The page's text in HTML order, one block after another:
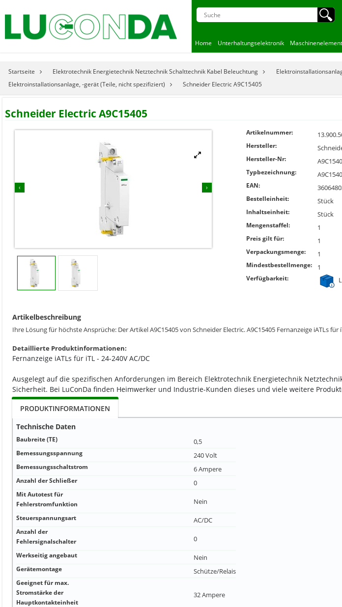
🔍︎
Home Unterhaltungselektronik
Startseite Elektrotechnik Energietechnik Netztechnik Schalttechnik Kabel Beleuchtung
Elektroinstallationsanlage, -gerät (Teile, nicht spezifiziert)
Schneider Electric A9C15405
Schneider Electric A9C15405
‹ ›


Artikelnummer:
Hersteller:
Hersteller-Nr:
Typbezeichnung:
EAN:
Bestelleinheit: Stück
Inhaltseinheit: Stück
Mengenstaffel: 1
Preis gilt für: 1
Verpackungsmenge: 1
Mindestbestellmenge: 1
Verfügbarkeit:
Artikelbeschreibung
Ihre Lösung für höchste Ansprüche: Der Artikel A9C15405 von Schneider Electric. A9C15405 Fernanzeige iATLs für
Detaillierte Produktinformationen:
Fernanzeige iATLs für iTL - 24-240V AC/DC
Ausgelegt auf die spezifischen Anforderungen im Bereich Elektrotechnik Energietechnik
Sicherheit. Bei LuConDa finden Heimwerker und Industrie-Kunden dieses und viele weitere
PRODUKTINFORMATIONEN
Technische Daten
Baubreite (TE) 0,5
Bemessungsspannung 240 Volt
Bemessungsschaltstrom 6 Ampere
Anzahl der Schließer 0
Mit Autotest für
Fehlerstromfunktion
Nein
Steuerspannungsart AC/DC
Anzahl der
Fehlersignalschalter
0
Werkseitig angebaut Nein
Gerätemontage Schütze/Relais
Geeignet für max.
Stromstärke der
Hauptkontakteinheit
32 Ampere